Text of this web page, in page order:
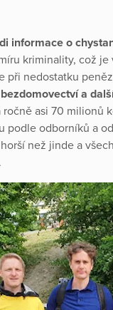
informace o
kriminality, což
při nedostatku
a
ročně asi 70 milionů
podle odborníků a
než jinde a